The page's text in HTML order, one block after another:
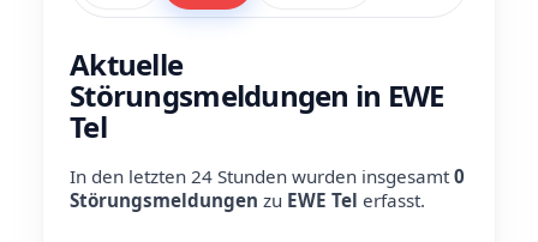
Aktuelle
Störungsmeldungen in EWE
Tel
In den letzten 24 Stunden wurden insgesamt0
Störungsmeldungen zu EWE Tel erfasst.